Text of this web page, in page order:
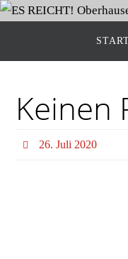
Kei­nen
26. Juli 2020